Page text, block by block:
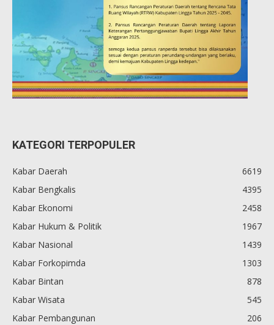
KATEGORI TERPOPULER
Kabar Daerah
6619
Kabar Bengkalis
4395
Kabar Ekonomi
2458
Kabar Hukum & Politik
1967
Kabar Nasional
1439
Kabar Forkopimda
1303
Kabar Bintan
878
Kabar Wisata
545
Kabar Pembangunan
206